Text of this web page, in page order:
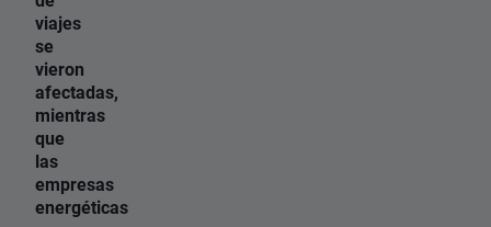
viajes
se
vieron
afectadas,
mientras
que
las
empresas
energéticas